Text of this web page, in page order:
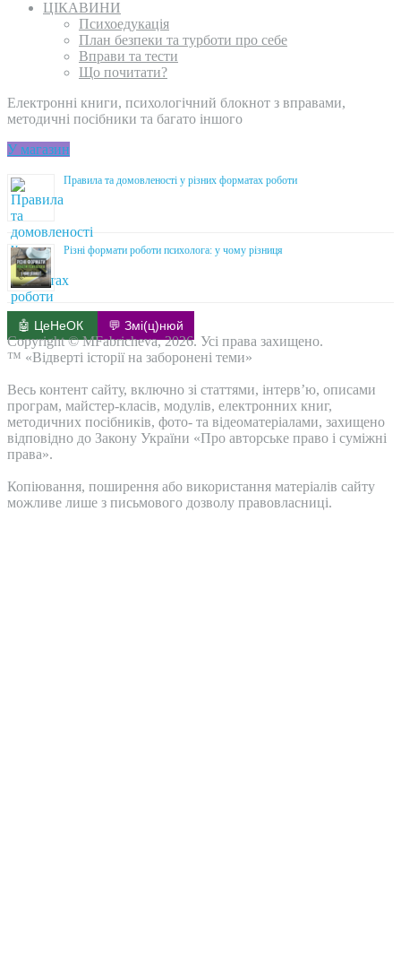
ЦІКАВИНИ
Психоедукація
План безпеки та турботи про себе
Вправи та тести
Що почитати?
Електронні книги, психологічний блокнот з вправами,
методичні посібники та багато іншого
У магазин
Правила та домовленості у різних форматах роботи
Різні формати роботи психолога: у чому різниця
🤖 ЦеНеОК 💬 Змі(ц)нюй
Copyright © MFabricheva, 2026. Усі права захищено.
™ «Відверті історії на заборонені теми»
Весь контент сайту, включно зі статтями, інтерв’ю, описами
програм, майстер-класів, модулів, електронних книг,
методичних посібників, фото- та відеоматеріалами, захищено
відповідно до Закону України «Про авторське право і суміжні
права».
Копіювання, поширення або використання матеріалів сайту
можливе лише з письмового дозволу правовласниці.